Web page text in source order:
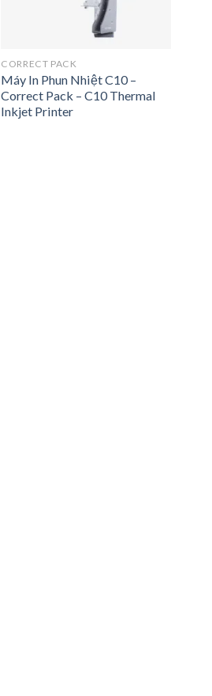
CORRECT PACK
Máy In Phun Nhiệt C10 –
Correct Pack – C10 Thermal
Inkjet Printer